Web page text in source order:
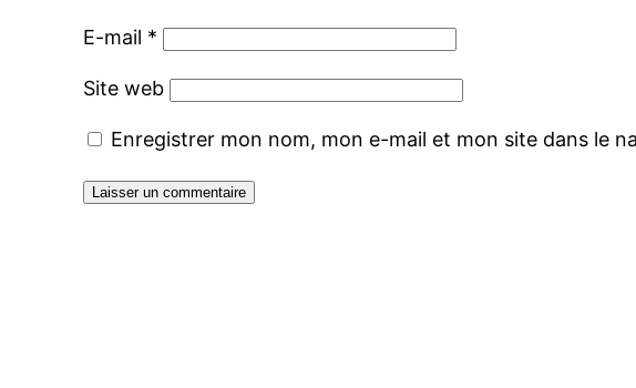
E-mail *
Site web
Enregistrer mon nom, mon e-mail et mon site dans le